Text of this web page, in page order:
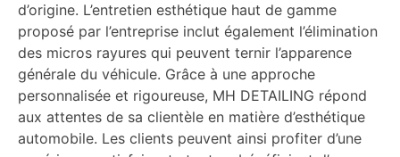
d’origine. L’entretien esthétique haut de gamme
proposé par l’entreprise inclut également l’élimination
des micros rayures qui peuvent ternir l’apparence
générale du véhicule. Grâce à une approche
personnalisée et rigoureuse, MH DETAILING répond
aux attentes de sa clientèle en matière d’esthétique
automobile. Les clients peuvent ainsi profiter d’une